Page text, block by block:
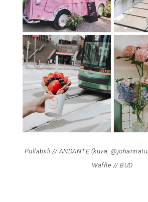
Pullabiili // ANDANTE(kuva:
Waffle //BUD